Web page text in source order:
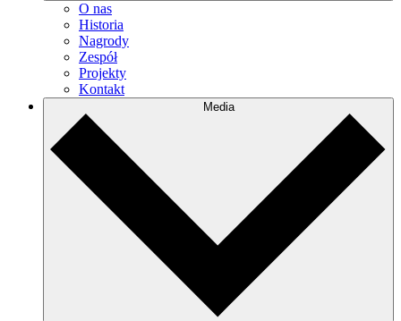
O nas
Historia
Nagrody
Zespół
Projekty
Kontakt
Media